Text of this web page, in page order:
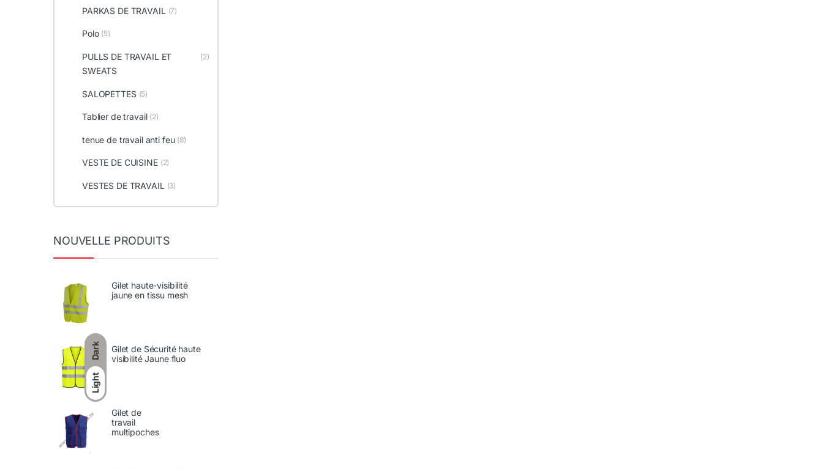
Dark
Light
PARKAS DE TRAVAIL (7)
Polo (5)
PULLS DE TRAVAIL ET
SWEATS
(2)
SALOPETTES (5)
Tablier de travail (2)
tenue de travail anti feu (8)
VESTE DE CUISINE (2)
VESTES DE TRAVAIL (3)
NOUVELLE PRODUITS
Gilet haute-visibilité
jaune en tissu mesh
Gilet de Sécurité haute
visibilité Jaune fluo
Gilet de
travail
multipoches